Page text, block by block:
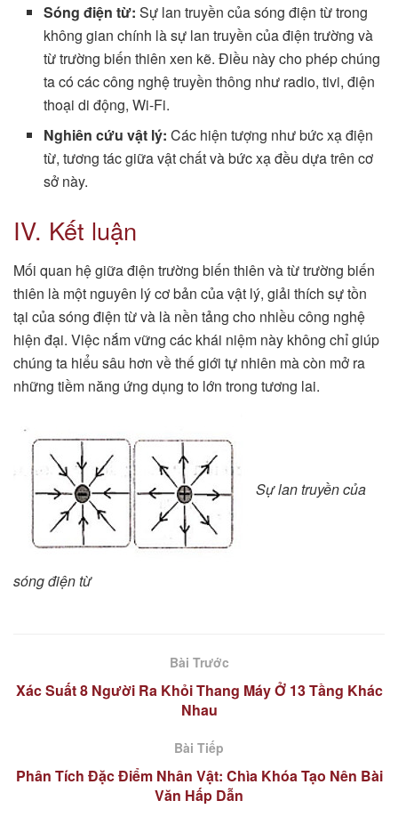
Sóng điện từ: Sự lan truyền của sóng điện từ trong
không gian chính là sự lan truyền của điện trường và
từ trường biến thiên xen kẽ. Điều này cho phép chúng
ta có các công nghệ truyền thông như radio, tivi, điện
thoại di động, Wi-Fi.
Nghiên cứu vật lý: Các hiện tượng như bức xạ điện
từ, tương tác giữa vật chất và bức xạ đều dựa trên cơ
sở này.
IV. Kết luận
Mối quan hệ giữa điện trường biến thiên và từ trường biến
thiên là một nguyên lý cơ bản của vật lý, giải thích sự tồn
tại của sóng điện từ và là nền tảng cho nhiều công nghệ
hiện đại. Việc nắm vững các khái niệm này không chỉ giúp
chúng ta hiểu sâu hơn về thế giới tự nhiên mà còn mở ra
những tiềm năng ứng dụng to lớn trong tương lai.
Sự lan truyền của
sóng điện từ
Bài Trước
Xác Suất 8 Người Ra Khỏi Thang Máy Ở 13 Tầng Khác
Nhau
Bài Tiếp
Phân Tích Đặc Điểm Nhân Vật: Chìa Khóa Tạo Nên Bài
Văn Hấp Dẫn